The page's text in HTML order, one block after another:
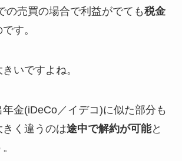
の売買の場合で利益がでても税金
す。
いですよね。
金(iDeCo／イデコ)に似た部分も
く違うのは途中で解約が可能と